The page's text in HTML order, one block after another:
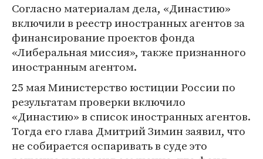
Согласно материалам дела, «Династию»
включили в реестр иностранных агентов за
финансирование проектов фонда
«Либеральная миссия», также признанного
иностранным агентом.
25 мая Министерство юстиции России по
результатам проверки включило
«Династию» в список иностранных агентов.
Тогда его глава Дмитрий Зимин заявил, что
не собирается оспаривать в суде это